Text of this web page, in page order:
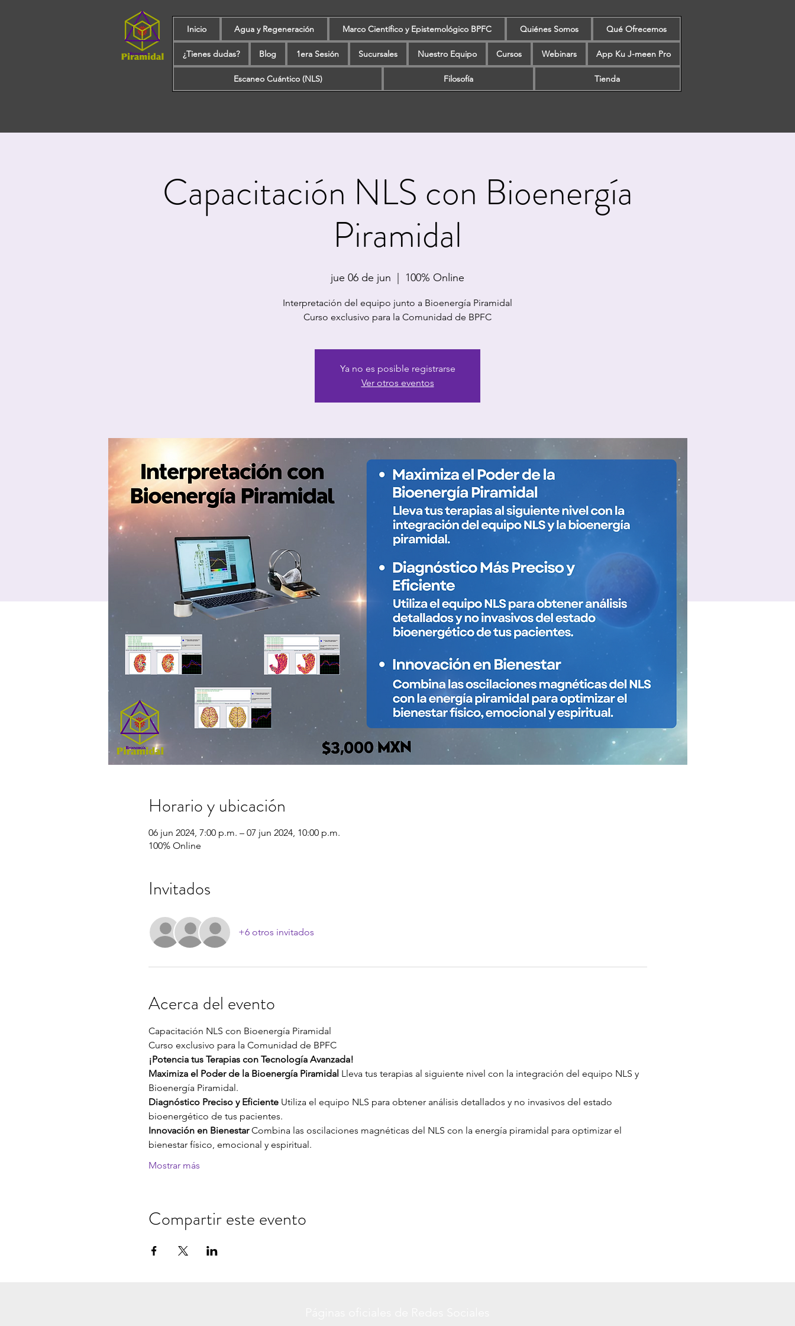
Inicio Agua y Regeneración Marco Científico y Epistemológico BPFC Quiénes Somos Qué Ofrecemos
¿Tienes dudas? Blog 1era Sesión Sucursales Nuestro Equipo Cursos Webinars App Ku J-meen Pro
Escaneo Cuántico (NLS) Filosofía Tienda
Capacitación NLS con Bioenergía
Piramidal
jue 06 de jun 100% Online
Interpretación del equipo junto a Bioenergía Piramidal
Curso exclusivo para la Comunidad de BPFC
Ya no es posible registrarse
Ver otros eventos
Horario y ubicación
06 jun 2024, 7:00 p.m. – 07 jun 2024, 10:00 p.m.
100% Online
Invitados
+6 otros invitados
Acerca del evento
Capacitación NLS con Bioenergía Piramidal
Curso exclusivo para la Comunidad de BPFC
¡Potencia tus Terapias con Tecnología Avanzada!
Maximiza el Poder de la Bioenergía Piramidal Lleva tus terapias al siguiente nivel con la integración del equipo NLS y
Bioenergía Piramidal.
Diagnóstico Preciso y Eficiente Utiliza el equipo NLS para obtener análisis detallados y no invasivos del estado
bioenergético de tus pacientes.
Innovación en Bienestar Combina las oscilaciones magnéticas del NLS con la energía piramidal para optimizar el
bienestar físico, emocional y espiritual.
Mostrar más
Compartir este evento